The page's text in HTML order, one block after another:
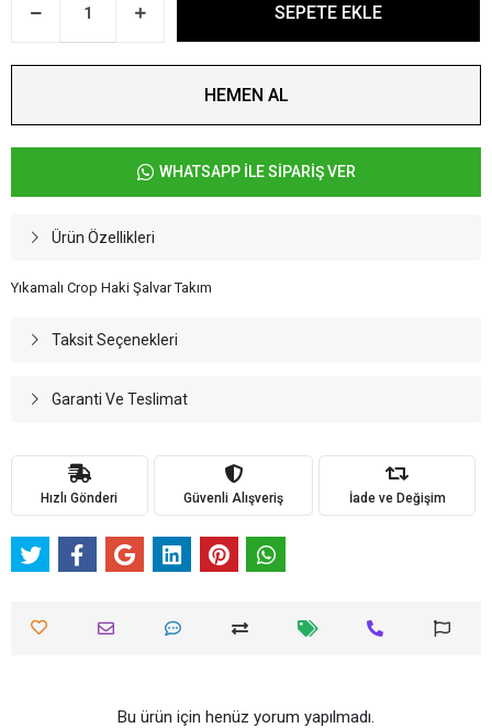
SEPETE EKLE
HEMEN AL
WHATSAPP İLE SİPARİŞ VER
Ürün Özellikleri
Yıkamalı Crop Haki Şalvar Takım
Taksit Seçenekleri
Garanti Ve Teslimat
Hızlı Gönderi Güvenli Alışveriş İade ve Değişim
Bu ürün için henüz yorum yapılmadı.